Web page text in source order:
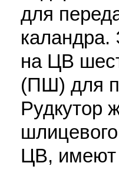
для
каландра.
на ЦВ
(ПШ) для
Рудкутор
ЦВ, имеют